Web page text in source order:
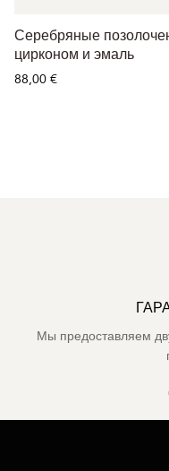
Серебряные
цирконом и эмаль
88,00 €
Мы предоставляем